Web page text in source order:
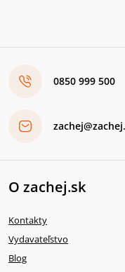
0850 999 500
O zachej.sk
Kontakty
Vydavateľstvo
Blog